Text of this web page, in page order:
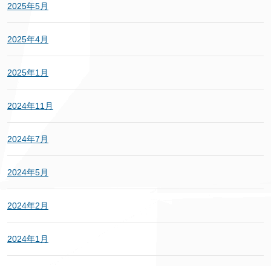
2025年5月
2025年4月
2025年1月
2024年11月
2024年7月
2024年5月
2024年2月
2024年1月